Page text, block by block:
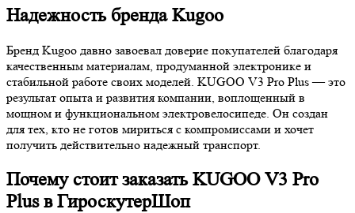
Надежность бренда Kugoo
Бренд Kugoo давно завоевал доверие покупателей благодаря
качественным материалам, продуманной электронике и
стабильной работе своих моделей. KUGOO V3 Pro Plus — это
результат опыта и развития компании, воплощенный в
мощном и функциональном электровелосипеде. Он создан
для тех, кто не готов мириться с компромиссами и хочет
получить действительно надежный транспорт.
Почему стоит заказать KUGOO V3 Pro
Plus в ГироскутерШоп